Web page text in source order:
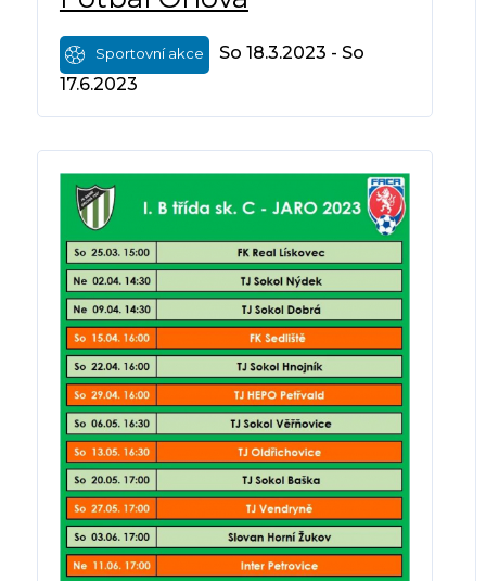
Sportovní akce
So 18.3.2023 - So
17.6.2023